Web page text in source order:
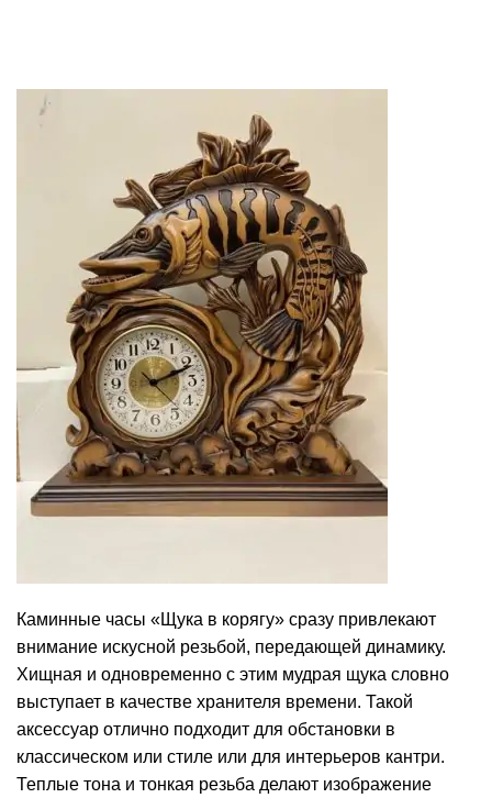
Каминные часы «Щука в корягу» сразу привлекают
внимание искусной резьбой, передающей динамику.
Хищная и одновременно с этим мудрая щука словно
выступает в качестве хранителя времени. Такой
аксессуар отлично подходит для обстановки в
классическом или стиле или для интерьеров кантри.
Теплые тона и тонкая резьба делают изображение